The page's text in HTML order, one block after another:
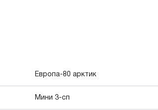
Европа-80 арктик
Мини 3-сп